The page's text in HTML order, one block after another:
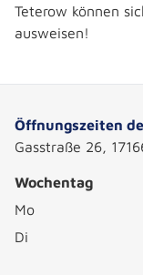
Teterow können
ausweisen!
Öffnungszeiten
Gasstraße 26,
Wochentag
Mo
Di